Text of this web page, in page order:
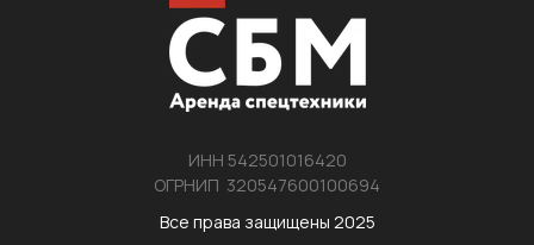
ИНН 542501016420
ОГРНИП 320547600100694
Все права защищены 2025